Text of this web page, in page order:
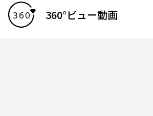
360°ビュー動画